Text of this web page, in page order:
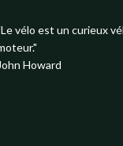
vélo est un curieux
Howard